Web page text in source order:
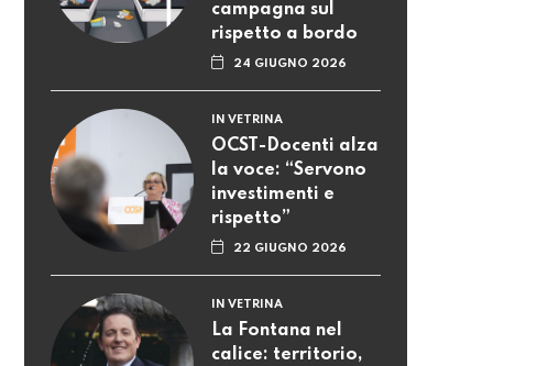
campagna sul
rispetto a bordo
24 GIUGNO 2026
IN VETRINA
OCST-Docenti alza
la voce: “Servono
investimenti e
rispetto”
22 GIUGNO 2026
IN VETRINA
La Fontana nel
calice: territorio,